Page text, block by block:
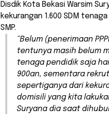
Disdik Kota Bekasi Warsim
kekurangan 1.600 SDM
SMP.
“Belum (penerimaan
tentunya masih belum
tenaga pendidik saja
900an, sementara
sepertiganya dari
domisili yang kita
Suryana dia saat